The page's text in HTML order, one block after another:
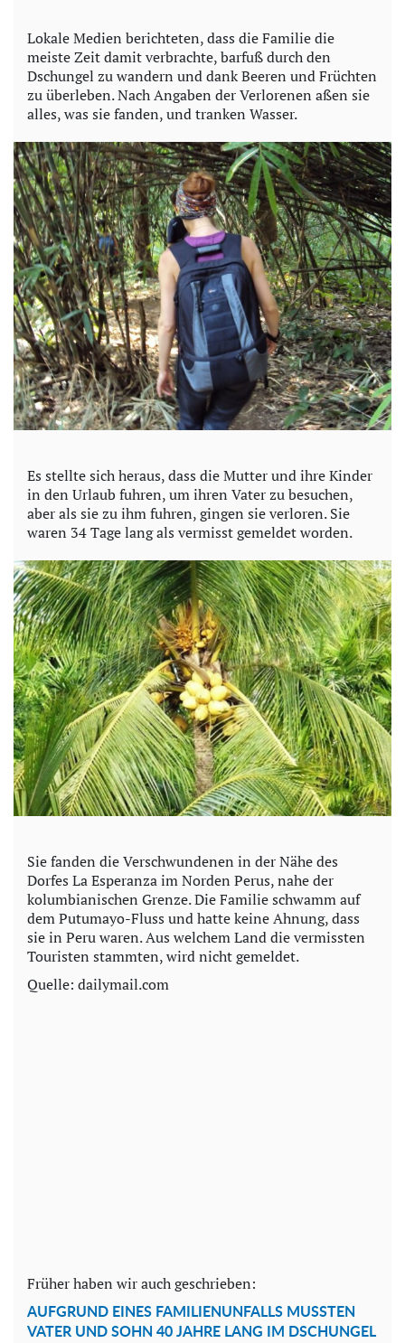
Lokale Medien berichteten, dass die Familie die
meiste Zeit damit verbrachte, barfuß durch den
Dschungel zu wandern und dank Beeren und Früchten
zu überleben. Nach Angaben der Verlorenen aßen sie
alles, was sie fanden, und tranken Wasser.
Es stellte sich heraus, dass die Mutter und ihre Kinder
in den Urlaub fuhren, um ihren Vater zu besuchen,
aber als sie zu ihm fuhren, gingen sie verloren. Sie
waren 34 Tage lang als vermisst gemeldet worden.
Sie fanden die Verschwundenen in der Nähe des
Dorfes La Esperanza im Norden Perus, nahe der
kolumbianischen Grenze. Die Familie schwamm auf
dem Putumayo-Fluss und hatte keine Ahnung, dass
sie in Peru waren. Aus welchem Land die vermissten
Touristen stammten, wird nicht gemeldet.
Quelle: dailymail.com
Früher haben wir auch geschrieben:
AUFGRUND EINES FAMILIENUNFALLS MUSSTEN
VATER UND SOHN 40 JAHRE LANG IM DSCHUNGEL